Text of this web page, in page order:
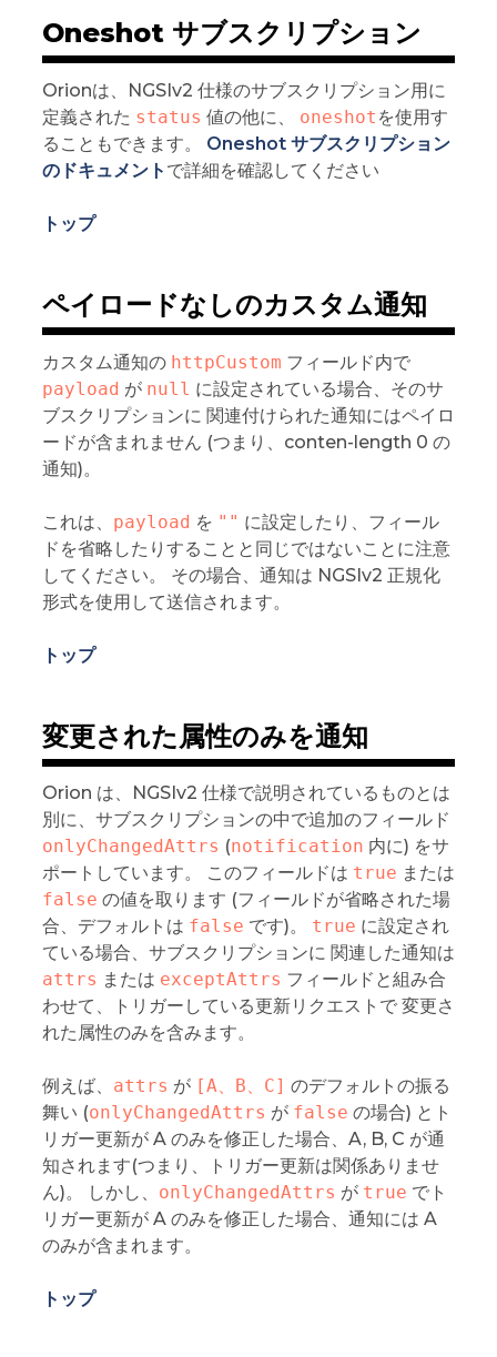
Oneshot サブスクリプション
Orionは、NGSIv2 仕様のサブスクリプション用に
定義された status 値の他に、 oneshot を使用す
ることもできます。 Oneshot サブスクリプション
のドキュメント で詳細を確認してください
トップ
ペイロードなしのカスタム通知
カスタム通知の httpCustom フィールド内で
payload が null に設定されている場合、そのサ
ブスクリプションに 関連付けられた通知にはペイロ
ードが含まれません (つまり、conten-length 0 の
通知)。
これは、 payload を "" に設定したり、フィール
ドを省略したりすることと同じではないことに注意
してください。 その場合、通知は NGSIv2 正規化
形式を使用して送信されます。
トップ
変更された属性のみを通知
Orion は、NGSIv2 仕様で説明されているものとは
別に、サブスクリプションの中で追加のフィールド
onlyChangedAttrs (notification 内に) をサ
ポートしています。 このフィールドは true または
false の値を取ります (フィールドが省略された場
合、デフォルトは false です)。 true に設定され
ている場合、サブスクリプションに 関連した通知は
attrs または exceptAttrs フィールドと組み合
わせて、トリガーしている更新リクエストで 変更さ
れた属性のみを含みます。
例えば、 attrs が [A、B、C] のデフォルトの振る
舞い (onlyChangedAttrs が false の場合) とト
リガー更新が A のみを修正した場合、A, B, C が通
知されます(つまり、トリガー更新は関係ありませ
ん)。 しかし、 onlyChangedAttrs が true でト
リガー更新が A のみを修正した場合、通知には A
のみが含まれます。
トップ